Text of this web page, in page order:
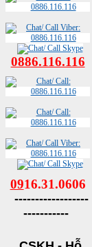
0886.116.116
0916.31.0606
------------------
-----------